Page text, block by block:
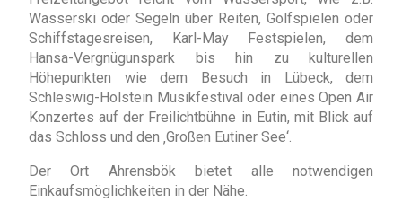
Wasserski oder Segeln über Reiten, Golfspielen oder
Schiffstagesreisen, Karl-May Festspielen, dem
Hansa-Vergnügunspark bis hin zu kulturellen
Höhepunkten wie dem Besuch in Lübeck, dem
Schleswig-Holstein Musikfestival oder eines Open Air
Konzertes auf der Freilichtbühne in Eutin, mit Blick auf
das Schloss und den ‚Großen Eutiner See‘.
Der Ort Ahrensbök bietet alle notwendigen
Einkaufsmöglichkeiten in der Nähe.